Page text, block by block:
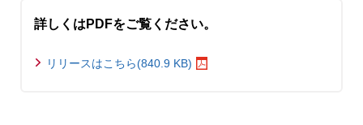
詳しくはPDFをご覧ください。
リリースはこちら(840.9 KB)